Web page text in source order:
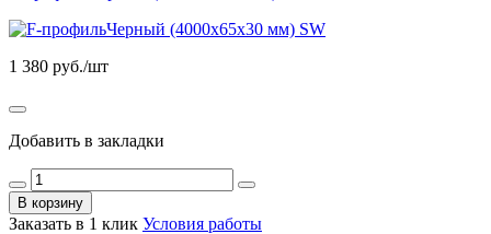
1 380 руб./шт
Добавить в закладки
В корзину
Заказать в 1 клик Условия работы